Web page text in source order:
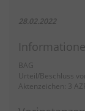
28.02.2022
BAG
Urteil/Beschluss
Aktenzeichen: 3